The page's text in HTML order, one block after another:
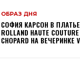
ОБРАЗ ДНЯ
СОФИЯ КАРСОН В ПЛАТЬЕ
ROLLAND HAUTE
CHOPARD НА ВЕЧЕРИНКЕ